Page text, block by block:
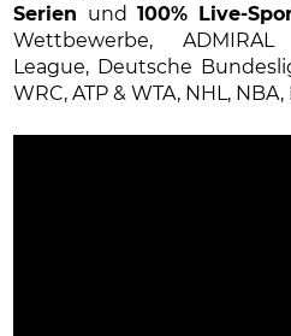
Serien und 100% Live-
Wettbewerbe,
League, Deutsche
WRC, ATP & WTA, NHL,